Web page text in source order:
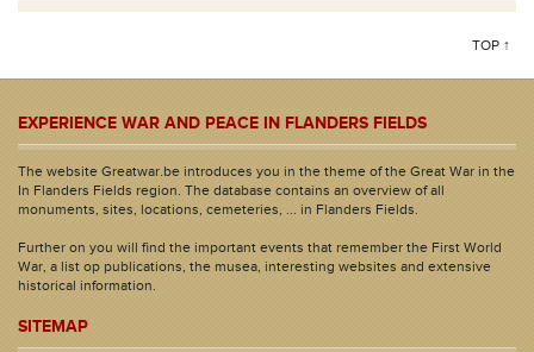
TOP ↑
EXPERIENCE WAR AND PEACE IN FLANDERS FIELDS
The website Greatwar.be introduces you in the theme of the Great War in the
In Flanders Fields region. The database contains an overview of all
monuments, sites, locations, cemeteries, ... in Flanders Fields.
Further on you will find the important events that remember the First World
War, a list op publications, the musea, interesting websites and extensive
historical information.
SITEMAP